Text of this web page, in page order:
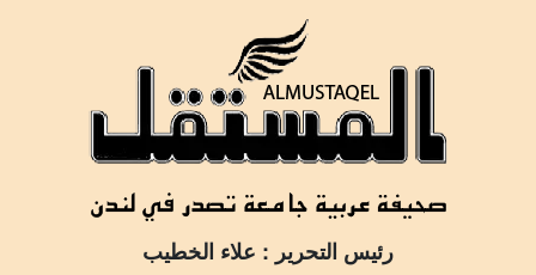
رئيس التحرير : علاء الخطيب